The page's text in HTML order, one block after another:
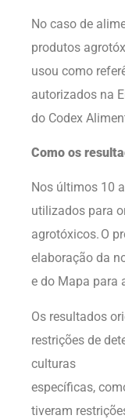
No caso de
produtos
usou como
autorizados na
do Codex
Como os
Nos últimos 10
utilizados para
agrotóxicos. O
elaboração da
e do Mapa para
Os resultados
restrições de
culturas
específicas,
tiveram